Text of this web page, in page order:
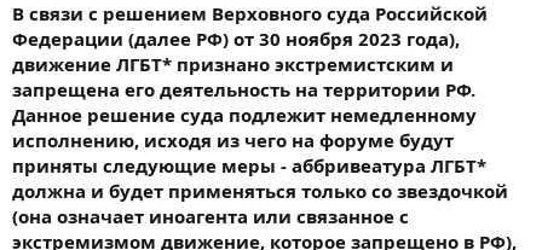
В связи с решением Верховного суда Российской
Федерации (далее РФ) от 30 ноября 2023 года),
движение ЛГБТ* признано экстремистским и
запрещена его деятельность на территории РФ.
Данное решение суда подлежит немедленному
исполнению, исходя из чего на форуме будут
приняты следующие меры - аббривеатура ЛГБТ*
должна и будет применяться только со звездочкой
(она означает иноагента или связанное с
экстремизмом движение, которое запрещено в РФ),